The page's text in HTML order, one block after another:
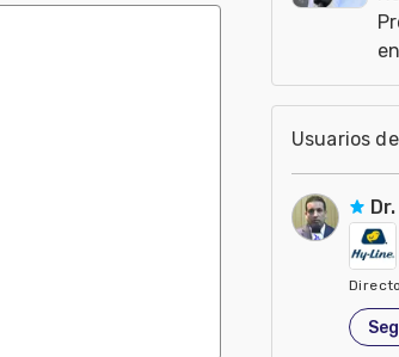
Usuarios